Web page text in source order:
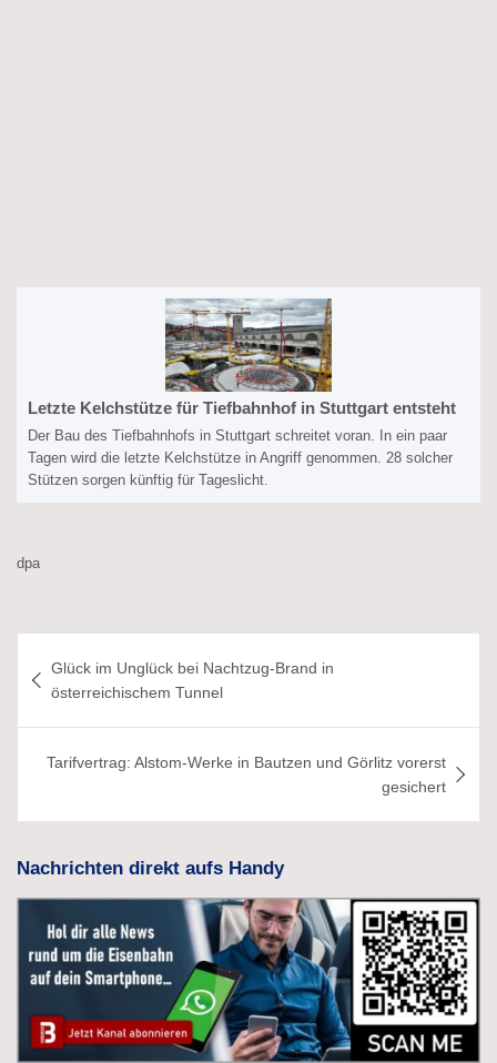
Letzte Kelchstütze für Tiefbahnhof in Stuttgart entsteht
Der Bau des Tiefbahnhofs in Stuttgart schreitet voran. In ein paar
Tagen wird die letzte Kelchstütze in Angriff genommen. 28 solcher
Stützen sorgen künftig für Tageslicht.
dpa
Glück im Unglück bei Nachtzug-Brand in
österreichischem Tunnel
Tarifvertrag: Alstom-Werke in Bautzen und Görlitz vorerst
gesichert
Nachrichten direkt aufs Handy